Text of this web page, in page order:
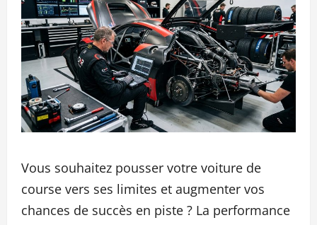
Vous souhaitez pousser votre voiture de
course vers ses limites et augmenter vos
chances de succès en piste ? La performance